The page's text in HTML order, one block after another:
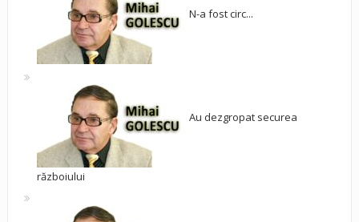
N-a fost circ...
Au dezgropat securea
războiului